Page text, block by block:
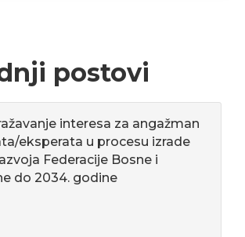
postovi
interesa za angažman
eksperata u procesu izrade
Federacije Bosne i
do 2034. godine